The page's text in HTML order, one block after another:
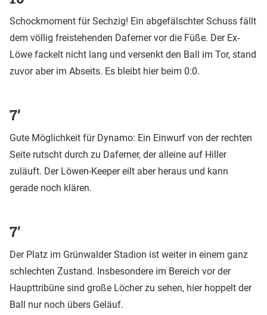
Schockmoment für Sechzig! Ein abgefälschter Schuss fällt
dem völlig freistehenden Daferner vor die Füße. Der Ex-
Löwe fackelt nicht lang und versenkt den Ball im Tor, stand
zuvor aber im Abseits. Es bleibt hier beim 0:0.
7’
Gute Möglichkeit für Dynamo: Ein Einwurf von der rechten
Seite rutscht durch zu Daferner, der alleine auf Hiller
zuläuft. Der Löwen-Keeper eilt aber heraus und kann
gerade noch klären.
7’
Der Platz im Grünwalder Stadion ist weiter in einem ganz
schlechten Zustand. Insbesondere im Bereich vor der
Haupttribüne sind große Löcher zu sehen, hier hoppelt der
Ball nur noch übers Geläuf.